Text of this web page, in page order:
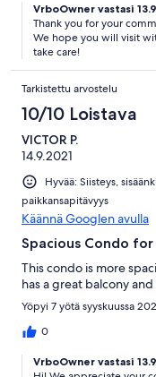
VrboOwner vastasi
Thank you for your
We hope you will visit
take care!
Tarkistettu arvostelu
10/10 Loistava
VICTOR P.
14.9.2021
Hyvää: Siisteys,
paikkansapitävyys
Käännä Googlen avulla
Spacious Condo
This condo is more
has a great balcony
Yöpyi 7 yötä syyskuussa
0
VrboOwner vastasi